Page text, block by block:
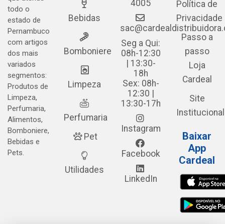
todo o
estado de
Pernambuco
com artigos
dos mais
variados
segmentos:
Produtos de
Limpeza,
Perfumaria,
Alimentos,
Bomboniere,
Bebidas e
Pets.
Bebidas
Bomboniere
Limpeza
Perfumaria
Pet
Utilidades
4005
Seg a Qui:
08h-12:30
| 13:30-
18h
Sex: 08h-
12:30 |
13:30-17h
Instagram
Facebook
LinkedIn
Política de
Privacidade
Passo a
passo
Loja
Cardeal
Site
Institucional
Baixar
App
Cardeal